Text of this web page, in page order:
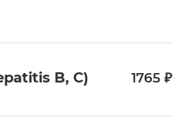
B, C) 1765 ₽